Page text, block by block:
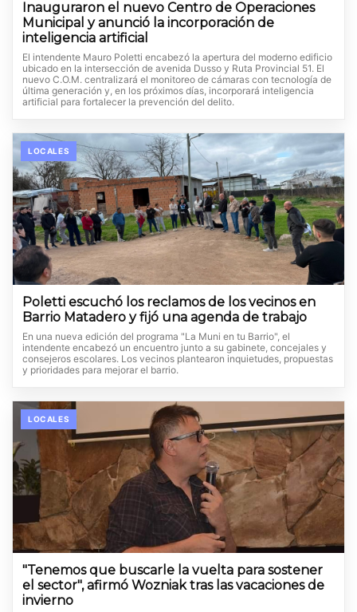
Inauguraron el nuevo Centro de Operaciones
Municipal y anunció la incorporación de
inteligencia artificial
El intendente Mauro Poletti encabezó la apertura del moderno edificio
ubicado en la intersección de avenida Dusso y Ruta Provincial 51. El
nuevo C.O.M. centralizará el monitoreo de cámaras con tecnología de
última generación y, en los próximos días, incorporará inteligencia
artificial para fortalecer la prevención del delito.
LOCALES
Poletti escuchó los reclamos de los vecinos en
Barrio Matadero y fijó una agenda de trabajo
En una nueva edición del programa "La Muni en tu Barrio", el
intendente encabezó un encuentro junto a su gabinete, concejales y
consejeros escolares. Los vecinos plantearon inquietudes, propuestas
y prioridades para mejorar el barrio.
LOCALES
"Tenemos que buscarle la vuelta para sostener
el sector", afirmó Wozniak tras las vacaciones de
invierno